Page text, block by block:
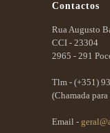
Contactos
Rua Augusto
CCI - 23304
2965 - 291
Tlm - (+351)
(Chamada
Email -